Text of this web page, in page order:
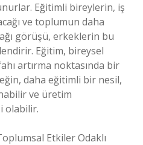
Eğitimli bireylerin, iş
ve toplumun daha
görüşü, erkeklerin bu
Eğitim, bireysel
artırma noktasında bir
daha eğitimli bir nesil,
ve üretim
olabilir.
Etkiler Odaklı